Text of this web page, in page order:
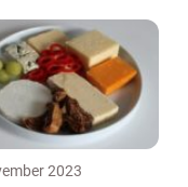
2023